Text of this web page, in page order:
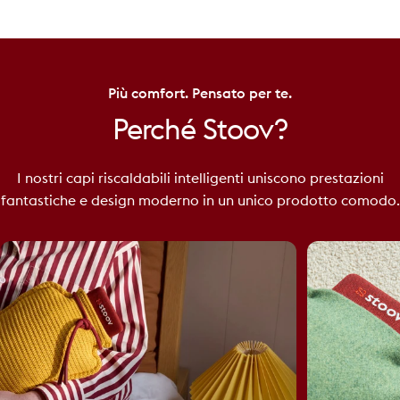
Più comfort. Pensato per te.
Perché Stoov?
I nostri capi riscaldabili intelligenti uniscono prestazioni
fantastiche e design moderno in un unico prodotto comodo.